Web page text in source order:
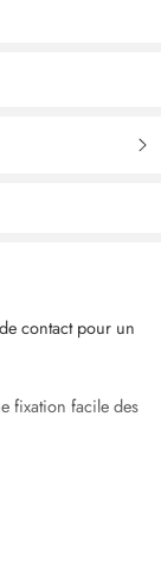
contact pour un
fixation facile des
des